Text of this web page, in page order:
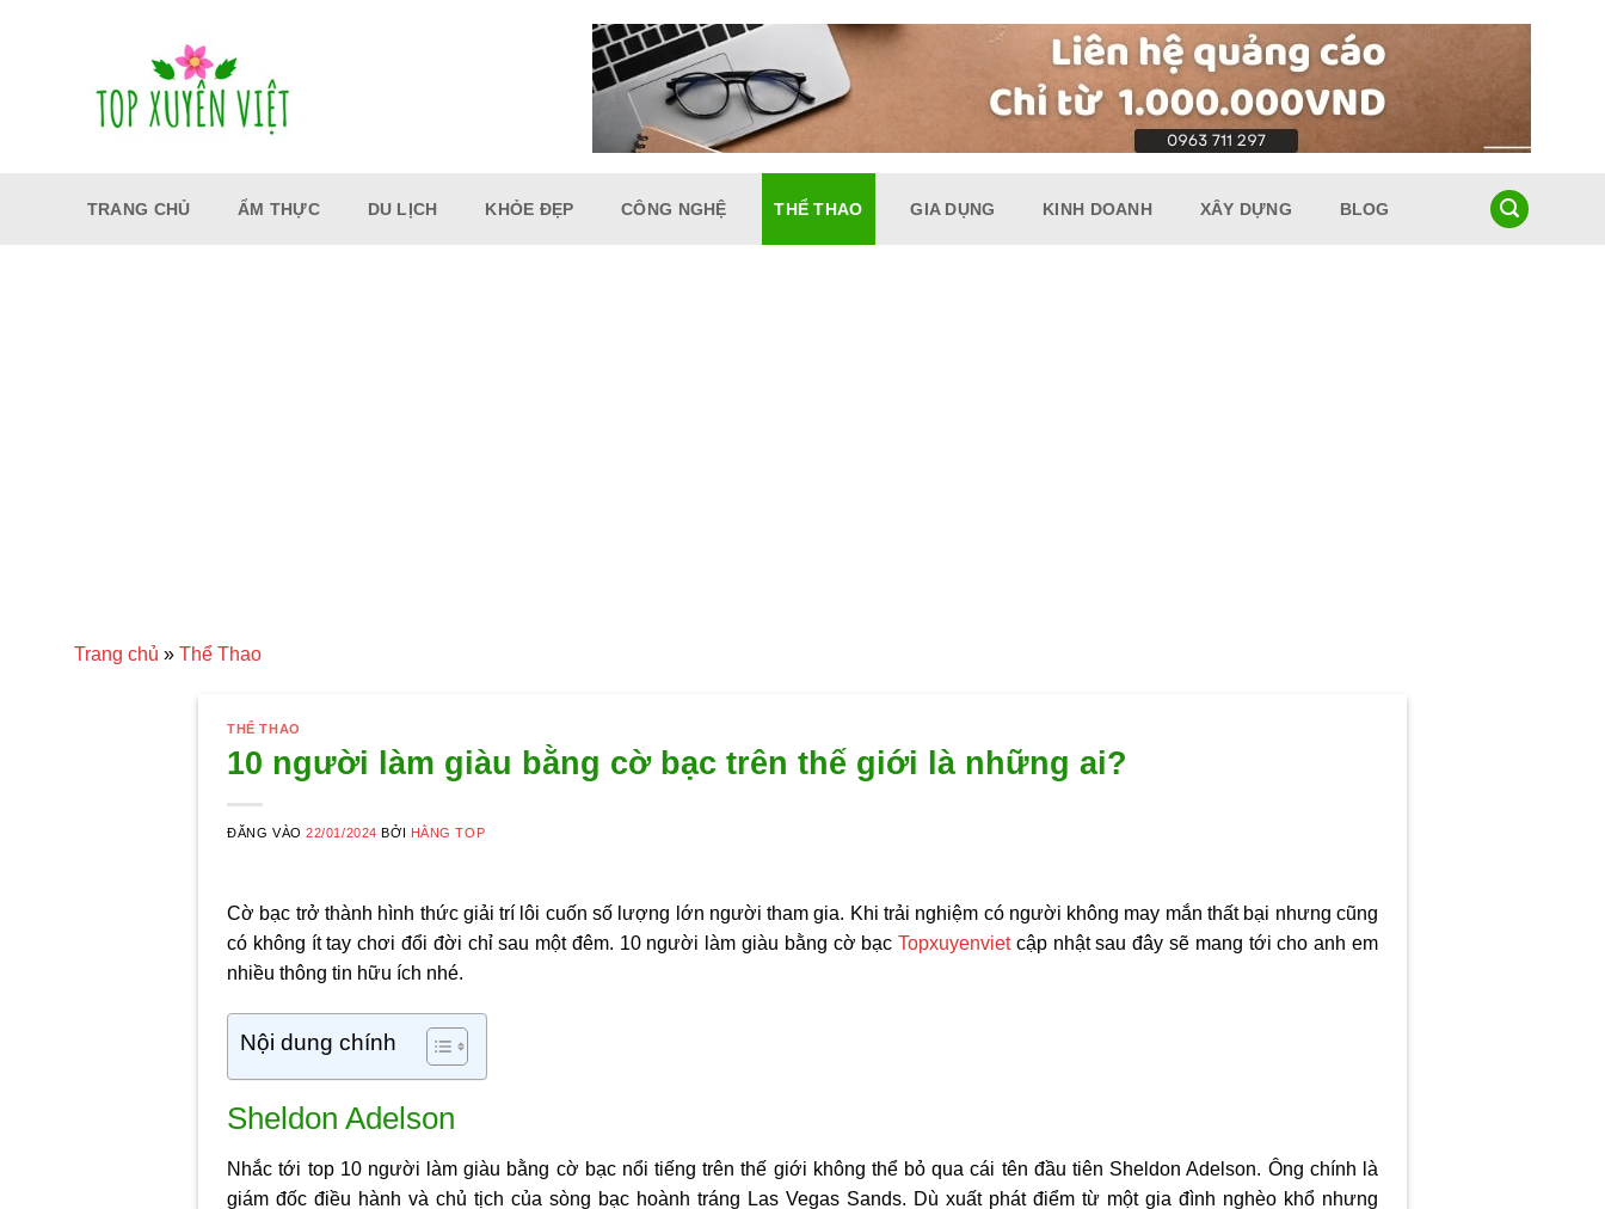
TRANG CHỦ ẨM THỰC DU LỊCH KHỎE ĐẸP CÔNG NGHỆ THỂ THAO GIA DỤNG KINH DOANH XÂY DỰNG BLOG
Trang chủ » Thể Thao
THỂ THAO
10 người làm giàu bằng cờ bạc trên thế giới là những ai?
ĐĂNG VÀO22/01/2024 BỞI HẰNG TOP
Cờ bạc trở thành hình thức giải trí lôi cuốn số lượng lớn người tham gia. Khi trải nghiệm có người không may mắn thất bại nhưng cũng
có không ít tay chơi đổi đời chỉ sau một đêm. 10 người làm giàu bằng cờ bạcTopxuyenvietcập nhật sau đây sẽ mang tới cho anh em
nhiều thông tin hữu ích nhé.
Nội dung chính
Sheldon Adelson
Nhắc tới top 10 người làm giàu bằng cờ bạcnổi tiếng trên thế giới không thể bỏ qua cái tên đầu tiên Sheldon Adelson. Ông chính là
giám đốc điều hành và chủ tịch của sòng bạc hoành tráng Las Vegas Sands. Dù xuất phát điểm từ một gia đình nghèo khổ nhưng